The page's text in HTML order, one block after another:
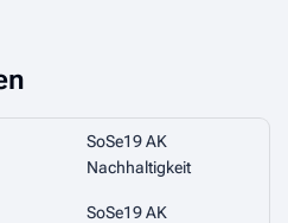
SoSe19 AK
Nachhaltigkeit
SoSe19 AK